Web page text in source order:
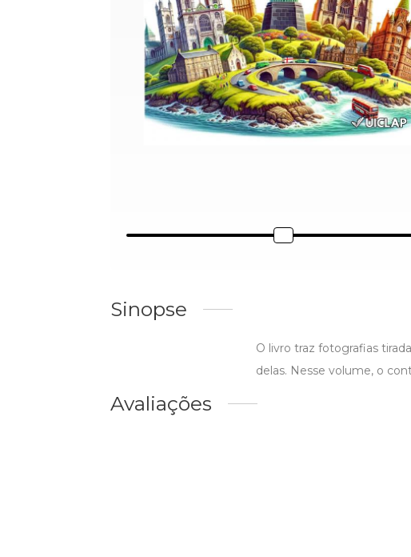
Sinopse
O livro traz fotografias
delas. Nesse volume, o
Avaliações